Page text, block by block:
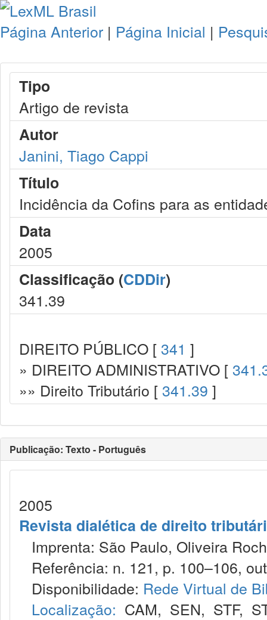
Página Anterior | Página Inicial |
Tipo
Artigo de revista
Autor
Janini, Tiago Cappi
Título
Incidência da Cofins para as
Data
2005
Classificação (CDDir)
341.39
DIREITO PÚBLICO [ 341 ]
» DIREITO ADMINISTRATIVO [
»» Direito Tributário [ 341.39 ]
Publicação: Texto - Português
2005
Revista dialética de direito
Imprenta: São Paulo, Oliveira
Referência: n. 121, p. 100–106,
Disponibilidade: Rede Virtual de
Localização: CAM, SEN, STF,